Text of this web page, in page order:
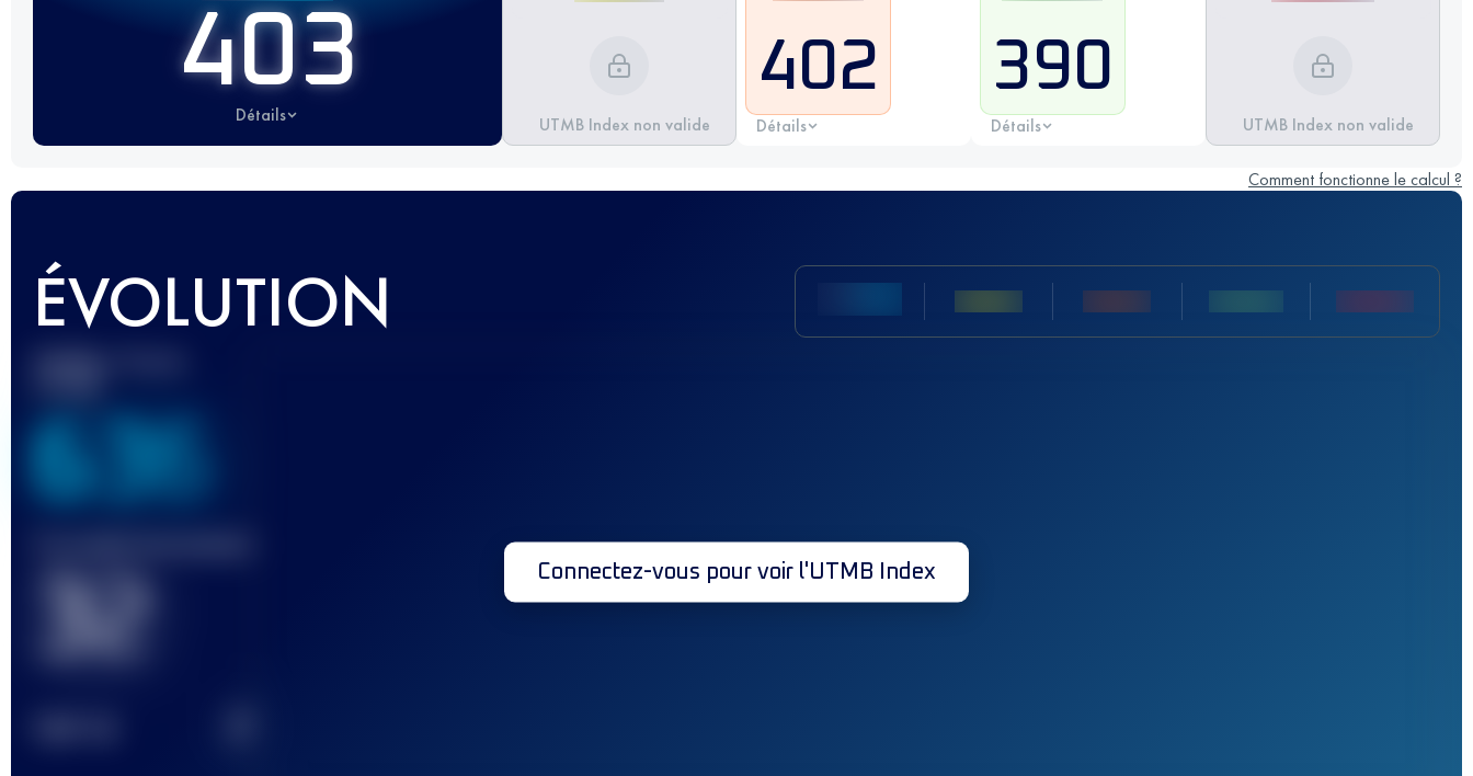
403
Détails UTMB Index non valide
402
Détails
390
Détails UTMB Index non valide
Comment fonctionne le calcul ?
ÉVOLUTION
Meilleur Score
636
32 Connectez-vous pour voir l'UTMB Index